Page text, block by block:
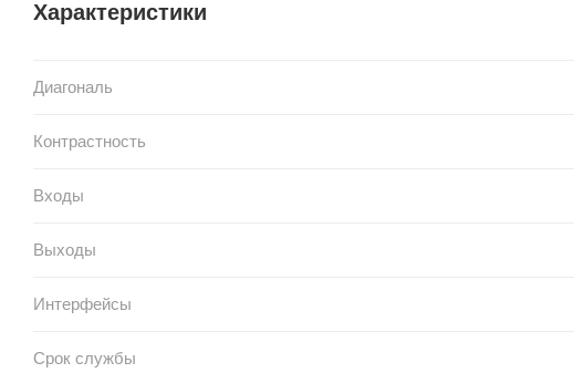
Характеристики
Диагональ
Контрастность
Входы
Выходы
Интерфейсы
Срок службы